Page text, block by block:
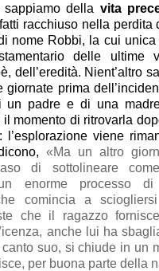
della vita
racchiuso nella perdita
nome Robbi, la cui
delle ultime
dell’eredità. Nient’altro
giornate prima
un padre e di una
momento di ritrovarla
l’esplorazione viene
«Ma un altro
di sottolineare
enorme processo
comincia a
che il ragazzo
anche lui ha
suo, si chiude in un
per buona parte della